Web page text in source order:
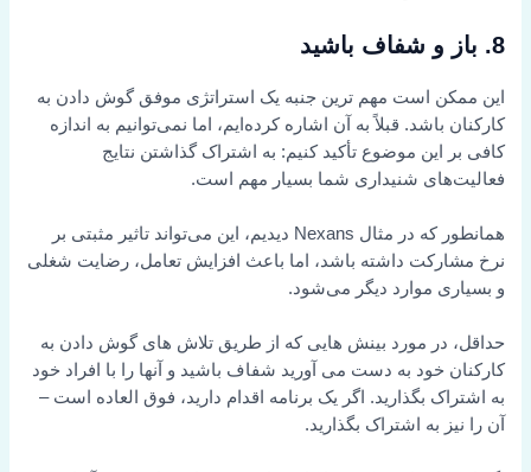
8. باز و شفاف باشید
این ممکن است مهم ترین جنبه یک استراتژی موفق گوش دادن به
کارکنان باشد. قبلاً به آن اشاره کرده‌ایم، اما نمی‌توانیم به اندازه
کافی بر این موضوع تأکید کنیم: به اشتراک گذاشتن نتایج
فعالیت‌های شنیداری شما بسیار مهم است.
همانطور که در مثال Nexans دیدیم، این می‌تواند تاثیر مثبتی بر
نرخ مشارکت داشته باشد، اما باعث افزایش تعامل، رضایت شغلی
و بسیاری موارد دیگر می‌شود.
حداقل، در مورد بینش هایی که از طریق تلاش های گوش دادن به
کارکنان خود به دست می آورید شفاف باشید و آنها را با افراد خود
به اشتراک بگذارید. اگر یک برنامه اقدام دارید، فوق العاده است –
آن را نیز به اشتراک بگذارید.